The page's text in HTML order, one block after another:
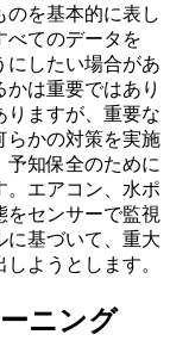
のを基本的に表し
べてのデータを
にしたい場合があ
は重要ではあり
りますが、重要な
らかの対策を実施
予知保全のために
。エアコン、水ポ
をセンサーで監視
に基づいて、重大
ようとします。
ニング